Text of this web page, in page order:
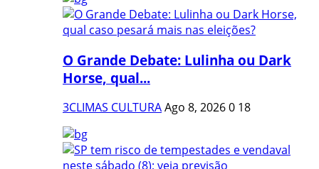
O Grande Debate: Lulinha ou Dark
Horse, qual...
3CLIMAS CULTURAAgo 8, 20260 18